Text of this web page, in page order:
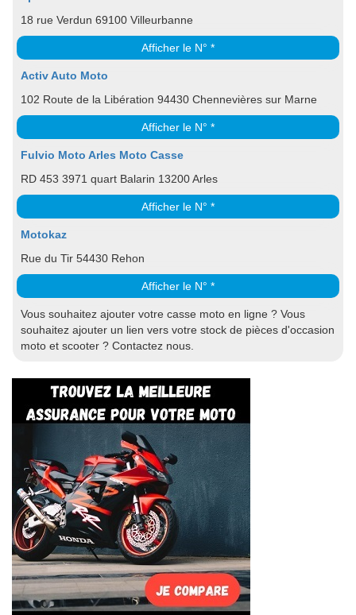
18 rue Verdun 69100 Villeurbanne
Afficher le N° *
Activ Auto Moto
102 Route de la Libération 94430 Chennevières sur Marne
Afficher le N° *
Fulvio Moto Arles Moto Casse
RD 453 3971 quart Balarin 13200 Arles
Afficher le N° *
Motokaz
Rue du Tir 54430 Rehon
Afficher le N° *
Vous souhaitez ajouter votre casse moto en ligne ? Vous
souhaitez ajouter un lien vers votre stock de pièces d'occasion
moto et scooter ? Contactez nous.